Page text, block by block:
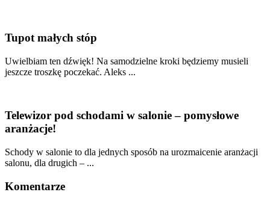
Tupot małych stóp
Uwielbiam ten dźwięk! Na samodzielne kroki będziemy musieli
jeszcze troszkę poczekać. Aleks ...
Telewizor pod schodami w salonie – pomysłowe
aranżacje!
Schody w salonie to dla jednych sposób na urozmaicenie aranżacji
salonu, dla drugich – ...
Komentarze